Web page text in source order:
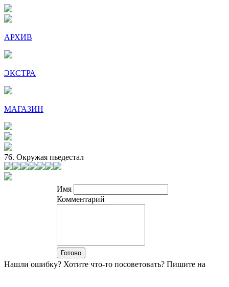
АРХИВ
ЭКСТРА
МАГАЗИН
76. Окружая пьедестал
Имя
Комментарий
Нашли ошибку? Хотите что-то посоветовать? Пишите на